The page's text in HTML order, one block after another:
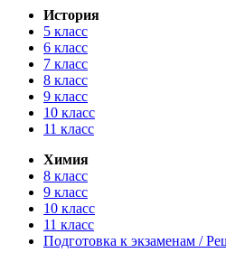
История
5 класс
6 класс
7 класс
8 класс
9 класс
10 класс
11 класс
Химия
8 класс
9 класс
10 класс
11 класс
Подготовка к экзаменам /